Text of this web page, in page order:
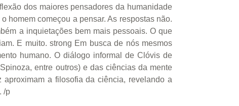
dos maiores pensadores da humanidade
homem começou a pensar. As respostas não.
a inquietações bem mais pessoais. O que
E muito. strong Em busca de nós mesmos
humano. O diálogo informal de Clóvis de
entre outros) e das ciências da mente
a filosofia da ciência, revelando a
/p